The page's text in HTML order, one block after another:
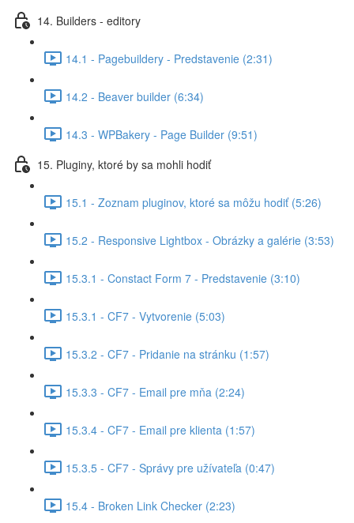
14. Builders - editory
14.1 - Pagebuildery - Predstavenie (2:31)
14.2 - Beaver builder (6:34)
14.3 - WPBakery - Page Builder (9:51)
15. Pluginy, ktoré by sa mohli hodiť
15.1 - Zoznam pluginov, ktoré sa môžu hodiť (5:26)
15.2 - Responsive Lightbox - Obrázky a galérie (3:53)
15.3.1 - Constact Form 7 - Predstavenie (3:10)
15.3.1 - CF7 - Vytvorenie (5:03)
15.3.2 - CF7 - Pridanie na stránku (1:57)
15.3.3 - CF7 - Email pre mňa (2:24)
15.3.4 - CF7 - Email pre klienta (1:57)
15.3.5 - CF7 - Správy pre užívateľa (0:47)
15.4 - Broken Link Checker (2:23)